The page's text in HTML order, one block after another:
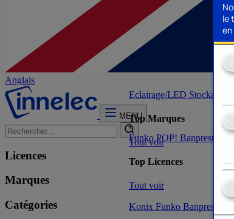
le
en
Anglais
MENU
Licences
Marques
Catégories
Konix Funko Banpresto
Funko POP! Banpresto
Top Licences
Tout voir
Eclairage/LED Stockage/
Top Marques
Tout voir